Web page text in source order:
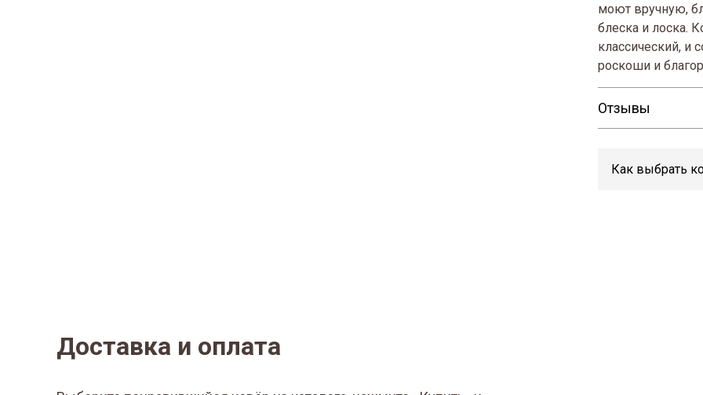
моют вручную,
блеска и лоска.
классический, и
роскоши и
Отзывы
Как выбрать
Доставка и оплата